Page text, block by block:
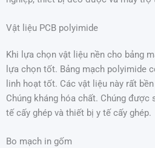
Vật liệu PCB polyimide
Khi lựa chọn vật liệu nền cho bảng
lựa chọn tốt. Bảng mạch polyimide
linh hoạt tốt. Các vật liệu này rất
Chúng kháng hóa chất. Chúng
tế cấy ghép và thiết bị y tế cấy ghép.
Bo mạch in gốm